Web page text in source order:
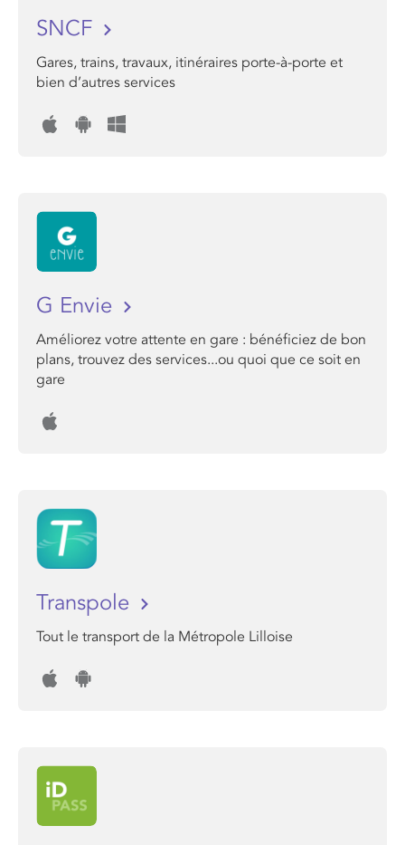
SNCF
Gares, trains, travaux, itinéraires porte-à-porte et
bien d’autres services
G Envie
Améliorez votre attente en gare : bénéficiez de bon
plans, trouvez des services...ou quoi que ce soit en
gare
Transpole
Tout le transport de la Métropole Lilloise